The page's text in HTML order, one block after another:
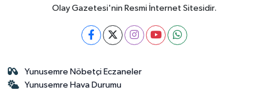
Olay Gazetesi'nin Resmi İnternet Sitesidir.
Yunusemre Nöbetçi Eczaneler
Yunusemre Hava Durumu